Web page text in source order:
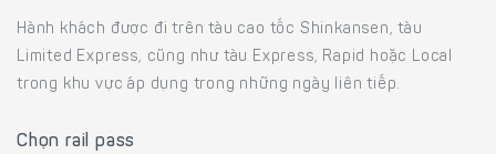
Hành khách được đi trên tàu cao tốc Shinkansen, tàu
Limited Express, cũng như tàu Express, Rapid hoặc Local
trong khu vực áp dụng trong những ngày liên tiếp.
Chọn rail pass